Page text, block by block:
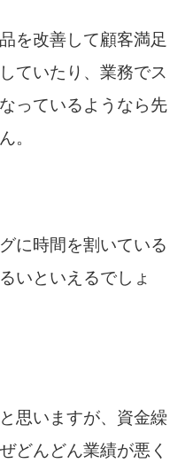
を改善して顧客満足
ていたり、業務でス
っているようなら先
。
に時間を割いている
いといえるでしょ
思いますが、資金繰
どんどん業績が悪く